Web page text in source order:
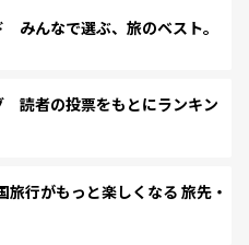
みんなで選ぶ、旅のベスト。
読者の投票をもとにランキン
行がもっと楽しくなる 旅先・